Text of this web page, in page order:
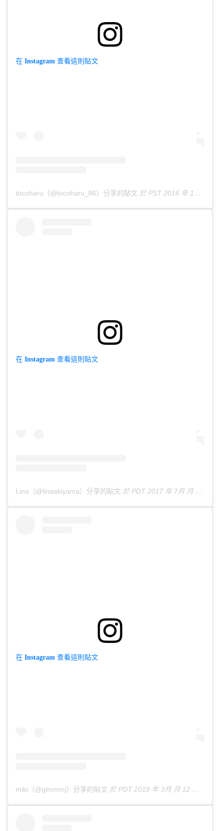
在 Instagram 查看這則貼文
tocoharu（@tocoharu_86）分享的貼文 於PST 2016 年 1月 月 3 日 下午 5:30
在 Instagram 查看這則貼文
Lina（@linaakiyama）分享的貼文 於PDT 2017 年 7月 月 2 日 上午 4:40
在 Instagram 查看這則貼文
miki（@glmmmj）分享的貼文 於PDT 2019 年 3月 月 12 日 下午 8:28